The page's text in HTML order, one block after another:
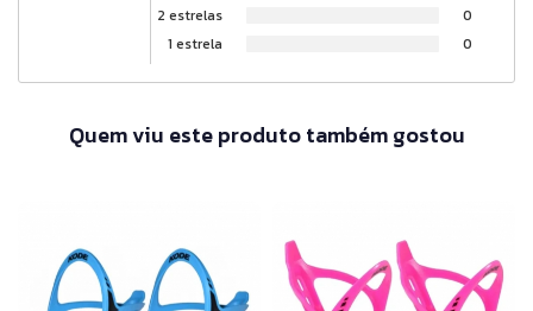
2 estrelas
0
1 estrela
0
Quem viu este produto também gostou